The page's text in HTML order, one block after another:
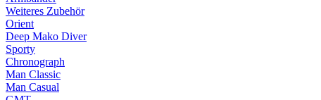
Weiteres Zubehör
Orient
Deep Mako Diver
Sporty
Chronograph
Man Classic
Man Casual